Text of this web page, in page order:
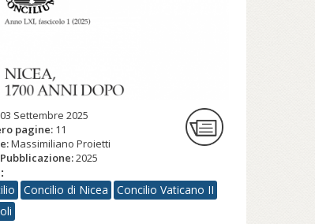
03 Settembre 2025
pagine: 11
Massimiliano Proietti
2025
Concilio di Nicea
Concilio Vaticano II